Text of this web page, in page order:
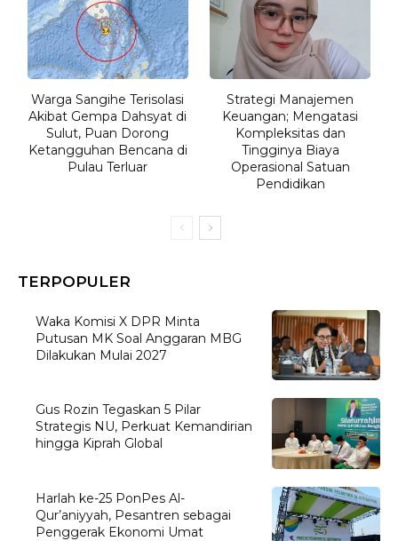
Warga Sangihe Terisolasi
Akibat Gempa Dahsyat di
Sulut, Puan Dorong
Ketangguhan Bencana di
Pulau Terluar
Strategi Manajemen
Keuangan; Mengatasi
Kompleksitas dan
Tingginya Biaya
Operasional Satuan
Pendidikan
TERPOPULER
Waka Komisi X DPR Minta
Putusan MK Soal Anggaran MBG
Dilakukan Mulai 2027
Gus Rozin Tegaskan 5 Pilar
Strategis NU, Perkuat Kemandirian
hingga Kiprah Global
Harlah ke-25 PonPes Al-
Qur’aniyyah, Pesantren sebagai
Penggerak Ekonomi Umat